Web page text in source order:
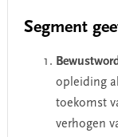
Segment
opleiding
toekomst
verhogen